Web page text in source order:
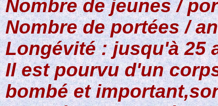
Nombre de jeunes /
Nombre de portées /
Longévité : jusqu'à 25
Il est pourvu d'un
bombé et